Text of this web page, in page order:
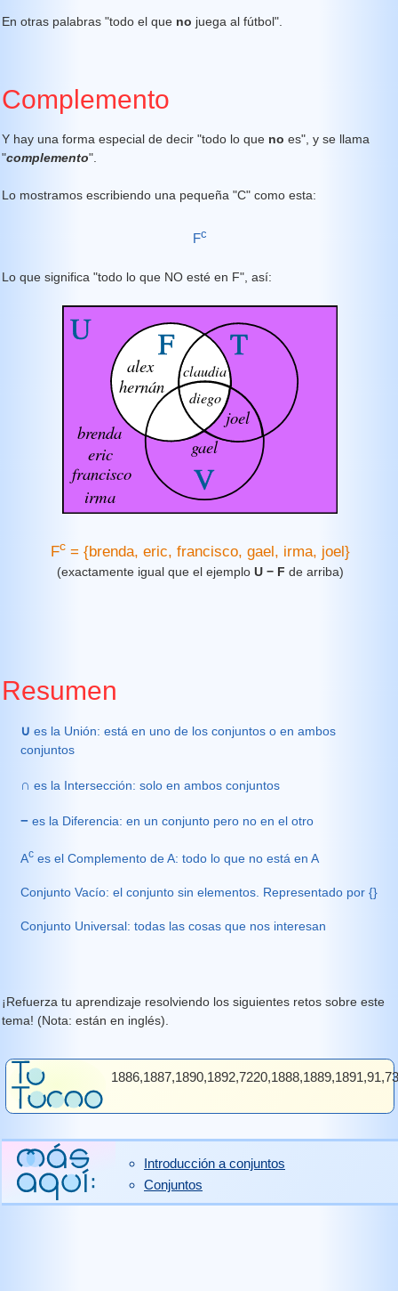
En otras palabras "todo el que no juega al fútbol".
Complemento
Y hay una forma especial de decir "todo lo que no es", y se llama
"complemento".
Lo mostramos escribiendo una pequeña "C" como esta:
Fc
Lo que significa "todo lo que NO esté en F", así:
Fc= {brenda, eric, francisco, gael, irma, joel}
(exactamente igual que el ejemplo U − F de arriba)
Resumen
∪ es la Unión: está en uno de los conjuntos o en ambos
conjuntos
∩ es la Intersección: solo en ambos conjuntos
− es la Diferencia: en un conjunto pero no en el otro
Ac es el Complemento de A: todo lo que no está en A
Conjunto Vacío: el conjunto sin elementos. Representado por {}
Conjunto Universal: todas las cosas que nos interesan
¡Refuerza tu aprendizaje resolviendo los siguientes retos sobre este
tema! (Nota: están en inglés).
Introducción a conjuntos
Conjuntos